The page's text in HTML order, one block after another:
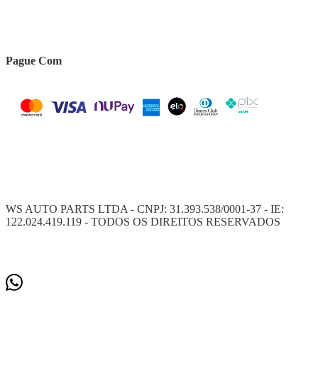
Pague Com
WS AUTO PARTS LTDA - CNPJ: 31.393.538/0001-37 - IE:
122.024.419.119 - TODOS OS DIREITOS RESERVADOS